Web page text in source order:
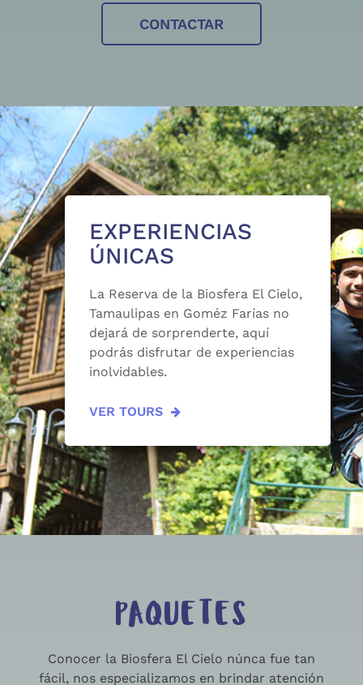
CONTACTAR
EXPERIENCIAS
ÚNICAS
La Reserva de la Biosfera El Cielo,
Tamaulipas en Goméz Farías no
dejará de sorprenderte, aquí
podrás disfrutar de experiencias
inolvidables.
VER TOURS
PAQUETES
Conocer la Biosfera El Cielo núnca fue tan
fácil, nos especializamos en brindar atención